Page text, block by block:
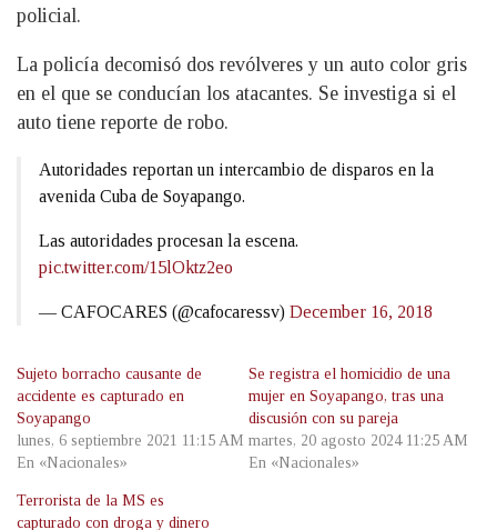
policial.
La policía decomisó dos revólveres y un auto color gris
en el que se conducían los atacantes. Se investiga si el
auto tiene reporte de robo.
Autoridades reportan un intercambio de disparos en la
avenida Cuba de Soyapango.
Las autoridades procesan la escena.
pic.twitter.com/15lOktz2eo
— CAFOCARES (@cafocaressv) December 16, 2018
Sujeto borracho causante de
accidente es capturado en
Soyapango
lunes, 6 septiembre 2021 11:15 AM
En «Nacionales»
Se registra el homicidio de una
mujer en Soyapango, tras una
discusión con su pareja
martes, 20 agosto 2024 11:25 AM
En «Nacionales»
Terrorista de la MS es
capturado con droga y dinero